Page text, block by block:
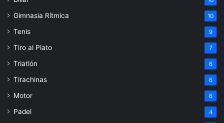
Gimnasia Rítmica 10
Tenis 9
Tiro al Plato 7
Triatlón 6
Tirachinas 6
Motor 6
Padel 4